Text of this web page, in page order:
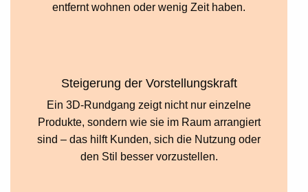
entfernt wohnen oder wenig Zeit haben.
Steigerung der Vorstellungskraft
Ein 3D-Rundgang zeigt nicht nur einzelne
Produkte, sondern wie sie im Raum arrangiert
sind – das hilft Kunden, sich die Nutzung oder
den Stil besser vorzustellen.